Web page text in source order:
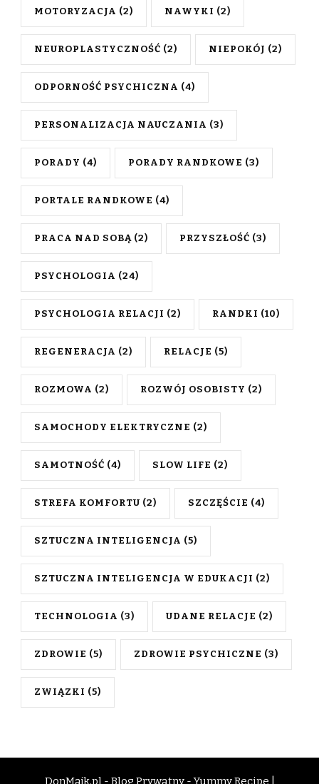
MOTORYZACJA (2) NAWYKI (2)
NEUROPLASTYCZNOŚĆ (2) NIEPOKÓJ (2)
ODPORNOŚĆ PSYCHICZNA (4)
PERSONALIZACJA NAUCZANIA (3)
PORADY (4) PORADY RANDKOWE (3)
PORTALE RANDKOWE (4)
PRACA NAD SOBĄ (2) PRZYSZŁOŚĆ (3)
PSYCHOLOGIA (24)
PSYCHOLOGIA RELACJI (2) RANDKI (10)
REGENERACJA (2) RELACJE (5)
ROZMOWA (2) ROZWÓJ OSOBISTY (2)
SAMOCHODY ELEKTRYCZNE (2)
SAMOTNOŚĆ (4) SLOW LIFE (2)
STREFA KOMFORTU (2) SZCZĘŚCIE (4)
SZTUCZNA INTELIGENCJA (5)
SZTUCZNA INTELIGENCJA W EDUKACJI (2)
TECHNOLOGIA (3) UDANE RELACJE (2)
ZDROWIE (5) ZDROWIE PSYCHICZNE (3)
ZWIĄZKI (5)
DonMajk.pl - Blog Prywatny -Yummy Recipe |